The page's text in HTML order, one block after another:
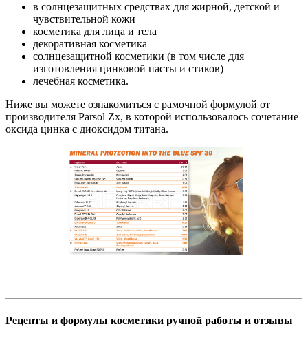
в солнцезащитных средствах для жирной, детской и
чувствительной кожи
косметика для лица и тела
декоративная косметика
солнцезащитной косметики (в том числе для
изготовления цинковой пасты и стиков)
лечебная косметика.
Ниже вы можете ознакомиться с рамочной формулой от
производителя Parsol Zx, в которой использовалось сочетание
оксида цинка с диоксидом титана.
Рецепты и формулы косметики ручной работы и отзывы